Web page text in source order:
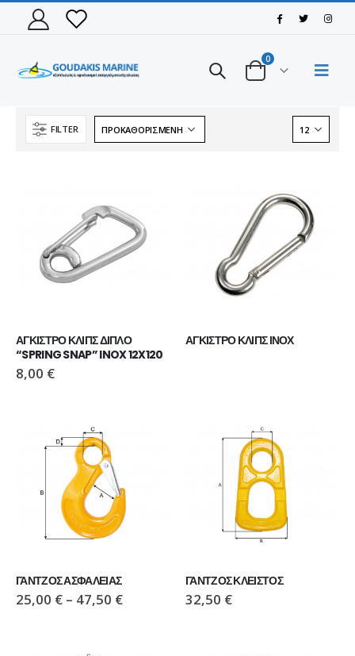
0
FILTER
ΑΓΚΙΣΤΡΟ ΚΛΙΠΣ ΔΙΠΛΟ
“SPRING SNAP” INOX 12X120
8,00 €
ΑΓΚΙΣΤΡΟ ΚΛΙΠΣ ΙΝΟΧ
ΓΑΝΤΖΟΣ ΑΣΦΑΛΕΙΑΣ
25,00 € – 47,50 €
ΓΑΝΤΖΟΣ ΚΛΕΙΣΤΟΣ
32,50 €
55,00€ 55,00€